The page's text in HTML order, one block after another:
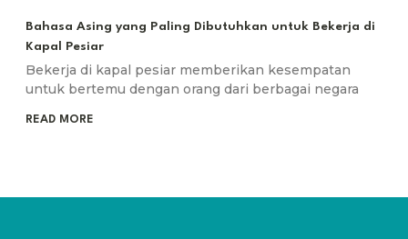
Bahasa Asing yang Paling Dibutuhkan untuk Bekerja di
Kapal Pesiar
Bekerja di kapal pesiar memberikan kesempatan
untuk bertemu dengan orang dari berbagai negara
READ MORE